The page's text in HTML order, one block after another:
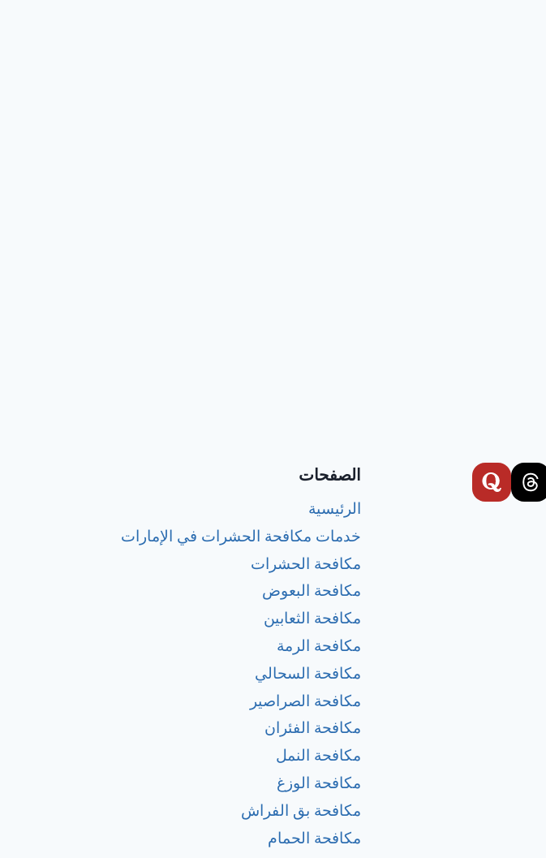
الصفحات
الرئيسية
خدمات مكافحة الحشرات في الإمارات
مكافحة الحشرات
مكافحة البعوض
مكافحة الثعابين
مكافحة الرمة
مكافحة السحالي
مكافحة الصراصير
مكافحة الفئران
مكافحة النمل
مكافحة الوزغ
مكافحة بق الفراش
مكافحة الحمام